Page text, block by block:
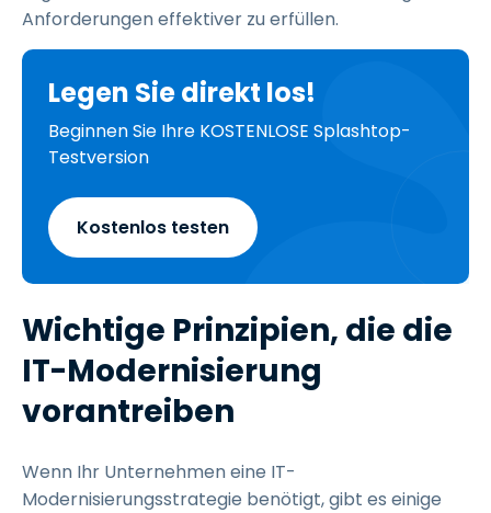
Anforderungen effektiver zu erfüllen.
Legen Sie direkt los!
Beginnen Sie Ihre KOSTENLOSE Splashtop-
Testversion
Kostenlos testen
Wichtige Prinzipien, die die
IT-Modernisierung
vorantreiben
Wenn Ihr Unternehmen eine IT-
Modernisierungsstrategie benötigt, gibt es einige